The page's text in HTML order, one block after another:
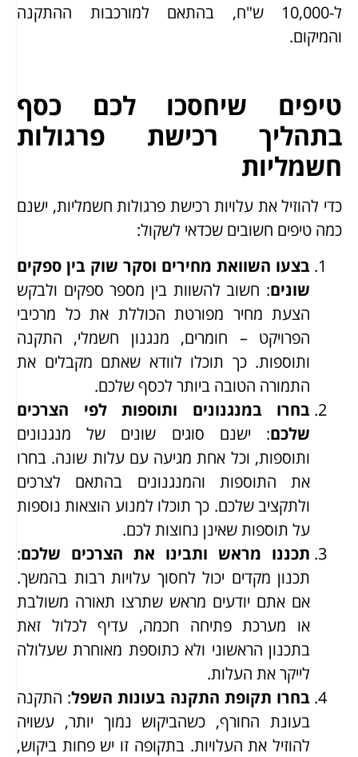
ל-10,000 ש"ח, בהתאם למורכבות ההתקנה
והמיקום.
טיפים שיחסכו לכם כסף
בתהליך רכישת פרגולות
חשמליות
כדי להוזיל את עלויות רכישת פרגולות חשמליות, ישנם
כמה טיפים חשובים שכדאי לשקול:
בצעו השוואת מחירים וסקר שוק בין ספקים
שונים: חשוב להשוות בין מספר ספקים ולבקש
הצעת מחיר מפורטת הכוללת את כל מרכיבי
הפרויקט – חומרים, מנגנון חשמלי, התקנה
ותוספות. כך תוכלו לוודא שאתם מקבלים את
התמורה הטובה ביותר לכסף שלכם.
בחרו במנגנונים ותוספות לפי הצרכים
שלכם: ישנם סוגים שונים של מנגנונים
ותוספות, וכל אחת מגיעה עם עלות שונה. בחרו
את התוספות והמנגנונים בהתאם לצרכים
ולתקציב שלכם. כך תוכלו למנוע הוצאות נוספות
על תוספות שאינן נחוצות לכם.
תכננו מראש ותבינו את הצרכים שלכם:
תכנון מקדים יכול לחסוך עלויות רבות בהמשך.
אם אתם יודעים מראש שתרצו תאורה משולבת
או מערכת פתיחה חכמה, עדיף לכלול זאת
בתכנון הראשוני ולא כתוספת מאוחרת שעלולה
לייקר את העלות.
בחרו תקופת התקנה בעונות השפל: התקנה
בעונת החורף, כשהביקוש נמוך יותר, עשויה
להוזיל את העלויות. בתקופה זו יש פחות ביקוש,